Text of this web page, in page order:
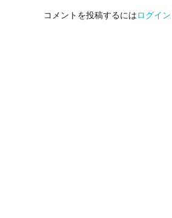
コメントを投稿するにはログイン